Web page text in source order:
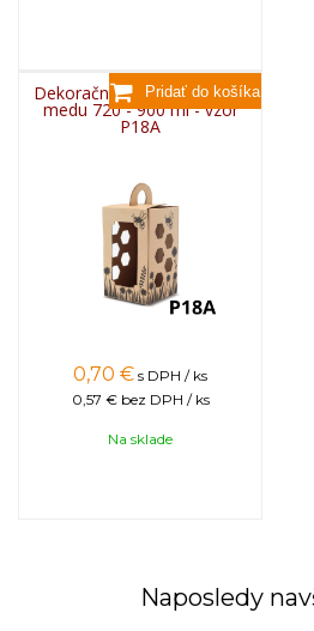
Dekoračný kartón na pohár
medu 720 - 900 ml - vzor
P18A
0,70 € s DPH / ks
0,57 € bez DPH / ks
Na sklade
Naposledy